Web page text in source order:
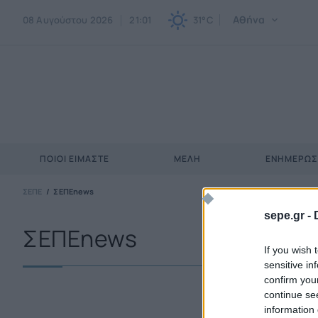
sepe.gr -
If you wish
sensitive
confirm
continue
information
08 Αυγούστου 2026 21:01 31°C Αθήνα
ΠΟΙΟΙ ΕΊΜΑΣΤΕ ΜΈΛΗ
ΣΕΠΕ ΣΕΠΕnews
ΣΕΠΕnews